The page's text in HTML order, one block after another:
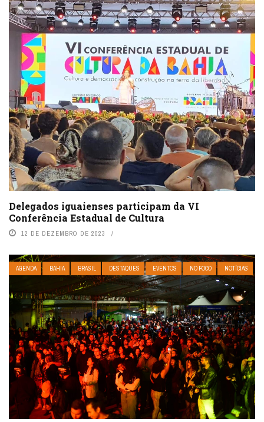
Delegados iguaienses participam da VI
Conferência Estadual de Cultura
12 DE DEZEMBRO DE 2023
AGENDA BAHIA BRASIL DESTAQUES EVENTOS NO FOCO NOTÍCIAS